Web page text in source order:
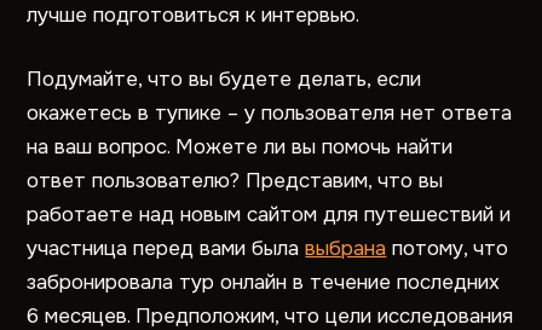
лучше подготовиться к интервью.
Подумайте, что вы будете делать, если
окажетесь в тупике – у пользователя нет ответа
на ваш вопрос. Можете ли вы помочь найти
ответ пользователю? Представим, что вы
работаете над новым сайтом для путешествий и
участница перед вами былавыбрана потому, что
забронировала тур онлайн в течение последних
6 месяцев. Предположим, что цели исследования